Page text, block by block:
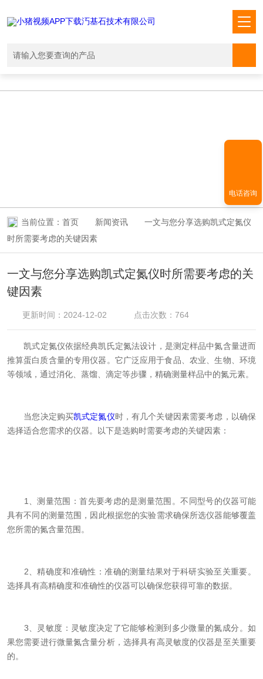
当前位置： 首页 新闻资讯
一文与您分享选购凯式定氮仪
时所需要考虑的关键因素
一文与您分享选购凯式定氮仪时所需要考虑的关
键因素
更新时间：2024-12-02 点击次数：764
凯式定氮仪依据经典凯氏定氮法设计，是测定样品中氮含量进而
推算蛋白质含量的专用仪器。它广泛应用于食品、农业、生物、环境
等领域，通过消化、蒸馏、滴定等步骤，精确测量样品中的氮元素。
当您决定购买凯式定氮仪时，有几个关键因素需要考虑，以确保
选择适合您需求的仪器。以下是选购时需要考虑的关键因素：
1、测量范围：首先要考虑的是测量范围。不同型号的仪器可能
具有不同的测量范围，因此根据您的实验需求确保所选仪器能够覆盖
您所需的氮含量范围。
2、精确度和准确性：准确的测量结果对于科研实验至关重要。
选择具有高精确度和准确性的仪器可以确保您获得可靠的数据。
3、灵敏度：灵敏度决定了它能够检测到多少微量的氮成分。如
果您需要进行微量氮含量分析，选择具有高灵敏度的仪器是至关重要
的。
电话咨询